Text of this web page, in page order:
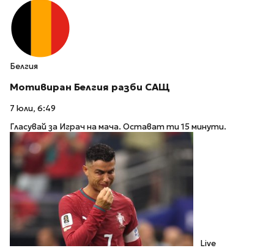
Белгия
Мотивиран Белгия разби САЩ
7 юли, 6:49
Гласувай за Играч на мача. Остават ти 15 минути.
Live